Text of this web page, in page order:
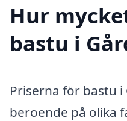
Hur
bastu i
Priserna för bastu
beroende på olika